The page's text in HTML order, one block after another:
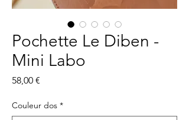
Pochette Le Diben -
Mini Labo
58,00 €
Couleur dos *